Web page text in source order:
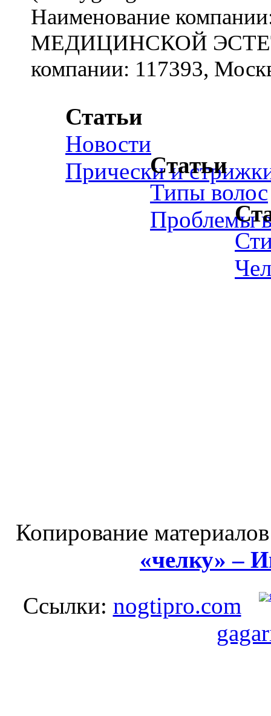
Наименование
МЕДИЦИНСКОЙ
компании: 117393,
Статьи
Новости
Прически иСтатьи
Типы волос
Проблемы
Копирование
«челку» –
Ссылки: nogtipro.com